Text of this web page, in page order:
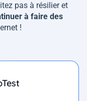
pas à résilier et
à faire des
!